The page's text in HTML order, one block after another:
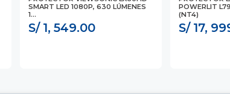
SMART LED 1080P, 630 LÚMENES
1...
S/ 1, 549.00
POWERLIT
(NT4)
S/ 17,